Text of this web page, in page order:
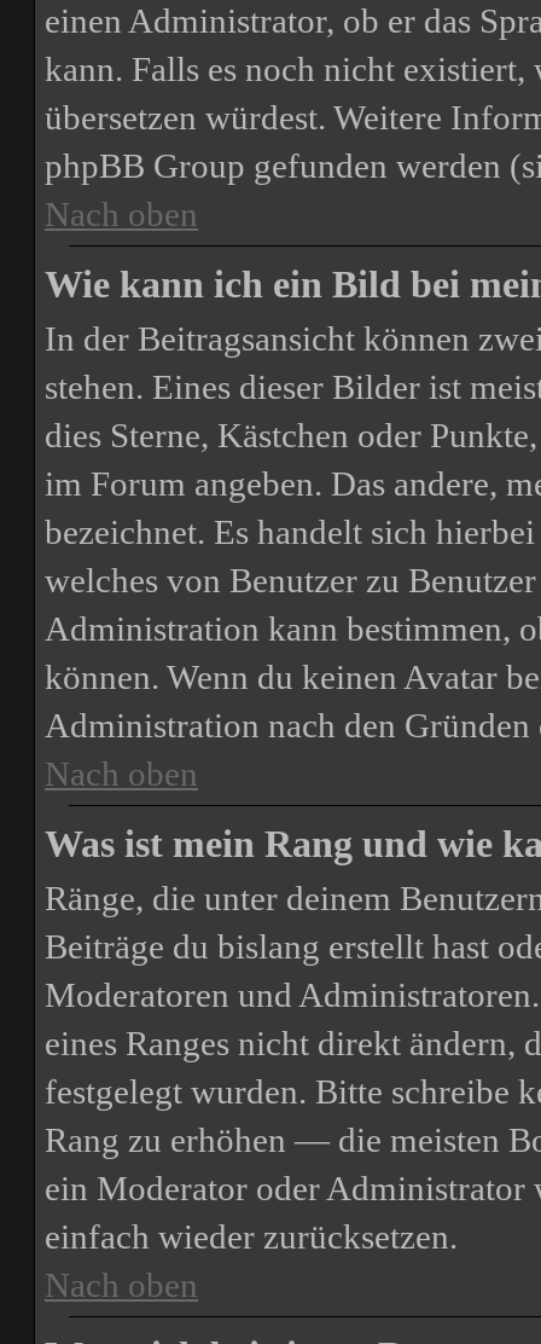
einen Administrator, ob er das
kann. Falls es noch nicht
übersetzen würdest. Weitere
phpBB Group gefunden werden
Nach oben
Wie kann ich ein Bild bei
In der Beitragsansicht können
stehen. Eines dieser Bilder ist
dies Sterne, Kästchen oder
im Forum angeben. Das andere,
bezeichnet. Es handelt sich
welches von Benutzer zu
Administration kann bestimmen,
können. Wenn du keinen Avatar
Administration nach den
Nach oben
Was ist mein Rang und wie
Ränge, die unter deinem
Beiträge du bislang erstellt hast
Moderatoren und
eines Ranges nicht direkt
festgelegt wurden. Bitte schreibe
Rang zu erhöhen — die meisten
ein Moderator oder Administrator
einfach wieder zurücksetzen.
Nach oben